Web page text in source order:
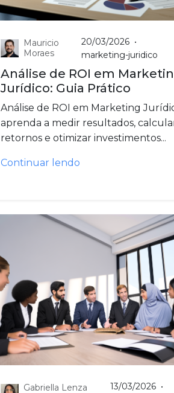
Mauricio
Moraes
20/03/2026 •
marketing-juridico
Análise de ROI em
Jurídico: Guia Prático
Análise de ROI em Marketing
aprenda a medir resultados,
retornos e otimizar investimentos...
Continuar lendo
Gabriella Lenza
13/03/2026 •